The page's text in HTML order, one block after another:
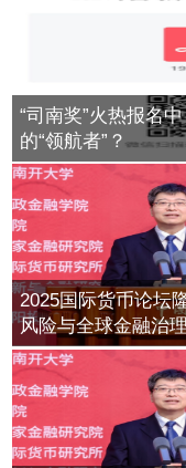
2017年07
中国银
华夏基
锤，"公
员，"逃
2017年07
任泽平
2017年07月
中国银
2018年01
资管新
2017年11
公募
2017年11
基金业
含“刚性
2017年11
进口博
进博观
周年
2024年11月
2018中
展论坛
2018年08
2018第
二届中
典在京
2018年04
“司南奖”火热报名
的“领航者”？
2025国际货币论坛
风险与全球金融治